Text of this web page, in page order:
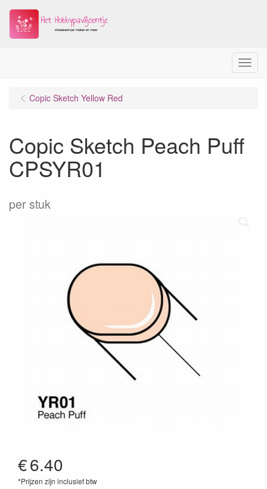
Menu
Copic Sketch Yellow Red
Copic Sketch Peach Puff
CPSYR01
per stuk
€6.40
*Prijzen zijn inclusief btw